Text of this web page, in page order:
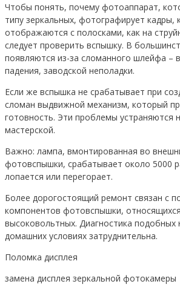
Чтобы понять, почему фотоаппарат,
типу зеркальных, фотографирует кадры,
отображаются с полосками, как на
следует проверить вспышку. В
появляются из-за сломанного шлейфа –
падения, заводской неполадки.
Если же вспышка не срабатывает при
сломан выдвижной механизм, который
готовность. Эти проблемы устраняются
мастерской.
Важно: лампа, вмонтированная во
фотовспышки, срабатывает около 5000
лопается или перегорает.
Более дорогостоящий ремонт связан с
компонентов фотовспышки,
высоковольтных. Диагностика подобных
домашних условиях затруднительна.
Поломка дисплея
замена дисплея зеркальной фотокамеры